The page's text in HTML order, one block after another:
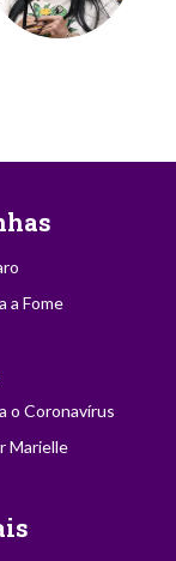
a Fome
o Coronavírus
Marielle